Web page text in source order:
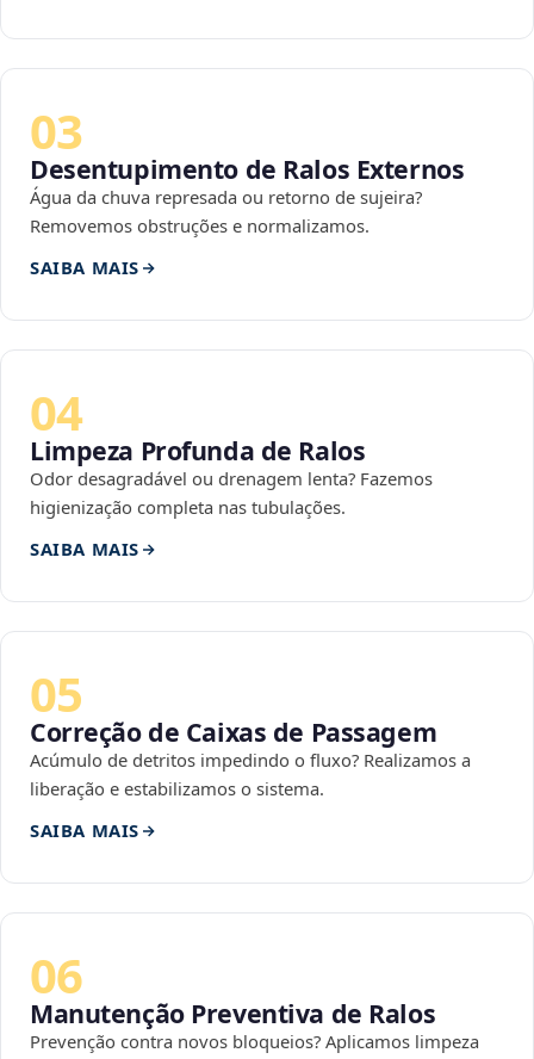
03
Desentupimento de Ralos Externos
Água da chuva represada ou retorno de sujeira?
Removemos obstruções e normalizamos.
SAIBA MAIS
04
Limpeza Profunda de Ralos
Odor desagradável ou drenagem lenta? Fazemos
higienização completa nas tubulações.
SAIBA MAIS
05
Correção de Caixas de Passagem
Acúmulo de detritos impedindo o fluxo? Realizamos a
liberação e estabilizamos o sistema.
SAIBA MAIS
06
Manutenção Preventiva de Ralos
Prevenção contra novos bloqueios? Aplicamos limpeza